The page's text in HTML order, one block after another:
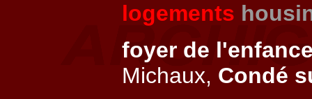
logements
foyer de
Michaux, Condé